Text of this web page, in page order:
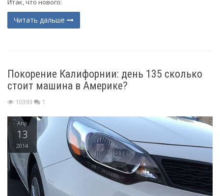
Итак, что нового:
Читать дальше
Покорение Калифорнии: день 135 сколько
стоит машина в Америке?
10393 1
Апр
13
2014